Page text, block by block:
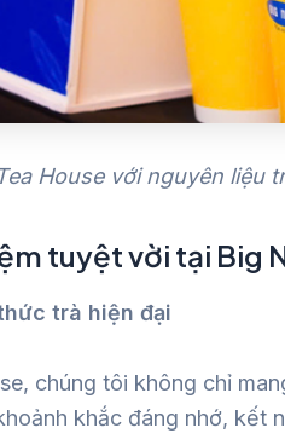
House với nguyên liệu
tuyệt vời tại Big
trà hiện đại
chúng tôi không chỉ
khắc đáng nhớ, kết